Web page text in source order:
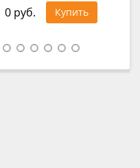
0 руб. Купить